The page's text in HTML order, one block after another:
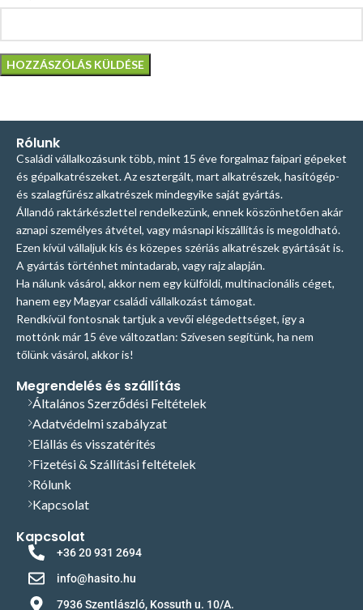
Rólunk
Családi vállalkozásunk több, mint 15 éve forgalmaz faipari gépeket
és gépalkatrészeket. Az esztergált, mart alkatrészek, hasítógép-
és szalagfűrész alkatrészek mindegyike saját gyártás.
Állandó raktárkészlettel rendelkezünk, ennek köszönhetően akár
aznapi személyes átvétel, vagy másnapi kiszállítás is megoldható.
Ezen kívül vállaljuk kis és közepes szériás alkatrészek gyártását is.
A gyártás történhet mintadarab, vagy rajz alapján.
Ha nálunk vásárol, akkor nem egy külföldi, multinacionális céget,
hanem egy Magyar családi vállalkozást támogat.
Rendkívül fontosnak tartjuk a vevői elégedettséget, így a
mottónk már 15 éve változatlan: Szívesen segítünk, ha nem
tőlünk vásárol, akkor is!
Megrendelés és szállítás
Általános Szerződési Feltételek
Adatvédelmi szabályzat
Elállás és visszatérítés
Fizetési & Szállítási feltételek
Rólunk
Kapcsolat
Kapcsolat
+36 20 931 2694
info@hasito.hu
7936 Szentlászló, Kossuth u. 10/A.